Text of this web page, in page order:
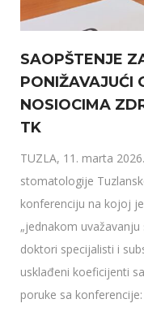
SAOPŠTENJE
PONIŽAVAJUĆI
NOSIOCIMA
TK
TUZLA, 11. marta
stomatologije
konferenciju na kojoj
„jednakom uvažavanju
doktori specijalisti i
usklađeni koeficijenti
poruke sa